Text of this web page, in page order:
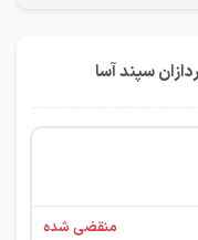
سپند آسا
منقضی شده